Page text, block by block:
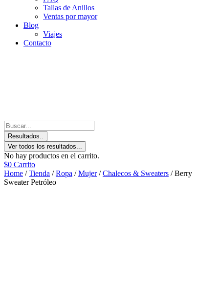
Tallas de Anillos
Ventas por mayor
Blog
Viajes
Contacto
Resultados..
Ver todos los resultados...
No hay productos en el carrito.
$0 Carrito
Home /Tienda /Ropa /Mujer/Chalecos & Sweaters / Berry
Sweater Petróleo